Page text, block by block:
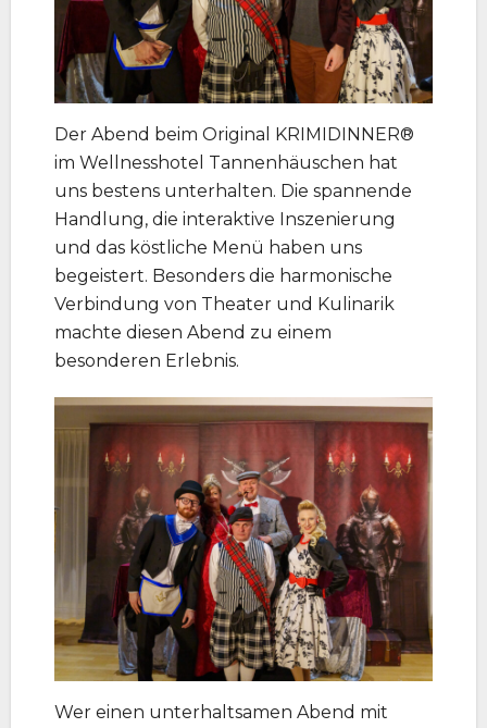
Der Abend beim Original KRIMIDINNER®
im Wellnesshotel Tannenhäuschen hat
uns bestens unterhalten. Die spannende
Handlung, die interaktive Inszenierung
und das köstliche Menü haben uns
begeistert. Besonders die harmonische
Verbindung von Theater und Kulinarik
machte diesen Abend zu einem
besonderen Erlebnis.
Wer einen unterhaltsamen Abend mit